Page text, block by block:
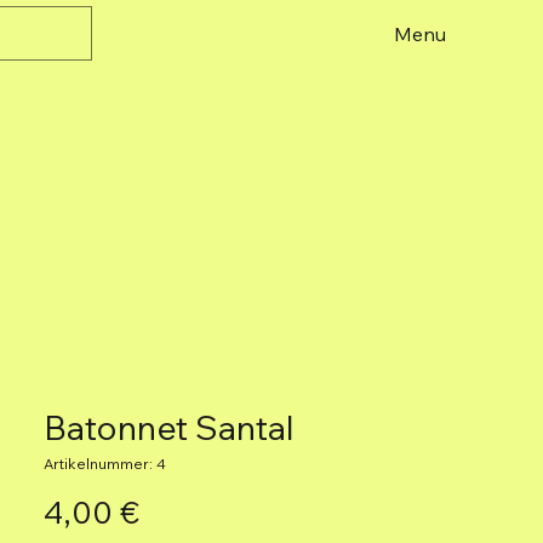
Menu
Batonnet Santal
Artikelnummer: 4
4,00 €Preis